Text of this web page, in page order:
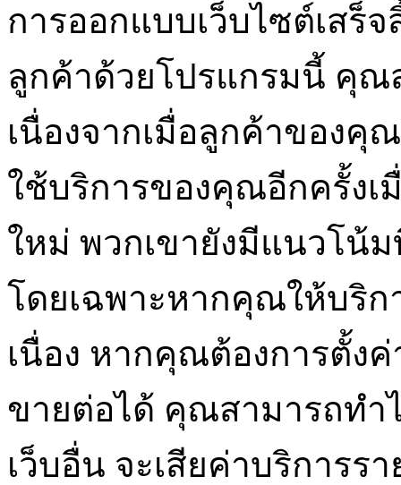
การออกแบบเว็บไซต์เสร็
ลูกค้าด้วยโปรแกรมนี้ คุณ
เนื่องจากเมื่อลูกค้าของคุ
ใช้บริการของคุณอีกครั้งเ
ใหม่ พวกเขายังมีแนวโน้
โดยเฉพาะหากคุณให้บริก
เนื่อง หากคุณต้องการตั้ง
ขายต่อได้ คุณสามารถทำ
เว็บอื่น จะเสียค่าบริการร